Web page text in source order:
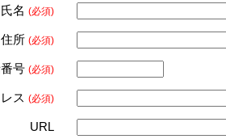
氏名 (必須)
住所 (必須)
号 (必須)
ス (必須)
URL